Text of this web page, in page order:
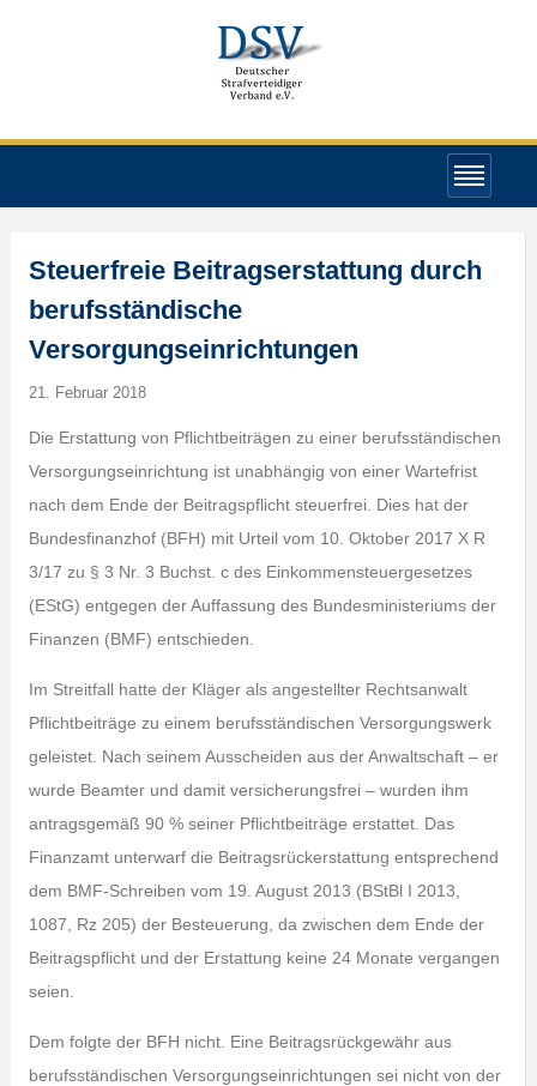
Steuerfreie Beitragserstattung durch
berufsständische
Versorgungseinrichtungen
21. Februar 2018
Die Erstattung von Pflichtbeiträgen zu einer berufsständischen
Versorgungseinrichtung ist unabhängig von einer Wartefrist
nach dem Ende der Beitragspflicht steuerfrei. Dies hat der
Bundesfinanzhof (BFH) mit Urteil vom 10. Oktober 2017 X R
3/17 zu § 3 Nr. 3 Buchst. c des Einkommensteuergesetzes
(EStG) entgegen der Auffassung des Bundesministeriums der
Finanzen (BMF) entschieden.
Im Streitfall hatte der Kläger als angestellter Rechtsanwalt
Pflichtbeiträge zu einem berufsständischen Versorgungswerk
geleistet. Nach seinem Ausscheiden aus der Anwaltschaft – er
wurde Beamter und damit versicherungsfrei – wurden ihm
antragsgemäß 90 % seiner Pflichtbeiträge erstattet. Das
Finanzamt unterwarf die Beitragsrückerstattung entsprechend
dem BMF-Schreiben vom 19. August 2013 (BStBl I 2013,
1087, Rz 205) der Besteuerung, da zwischen dem Ende der
Beitragspflicht und der Erstattung keine 24 Monate vergangen
seien.
Dem folgte der BFH nicht. Eine Beitragsrückgewähr aus
berufsständischen Versorgungseinrichtungen sei nicht von der